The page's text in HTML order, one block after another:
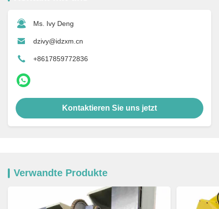
Ms. Ivy Deng
dzivy@idzxm.cn
+8617859772836
Kontaktieren Sie uns jetzt
Verwandte Produkte